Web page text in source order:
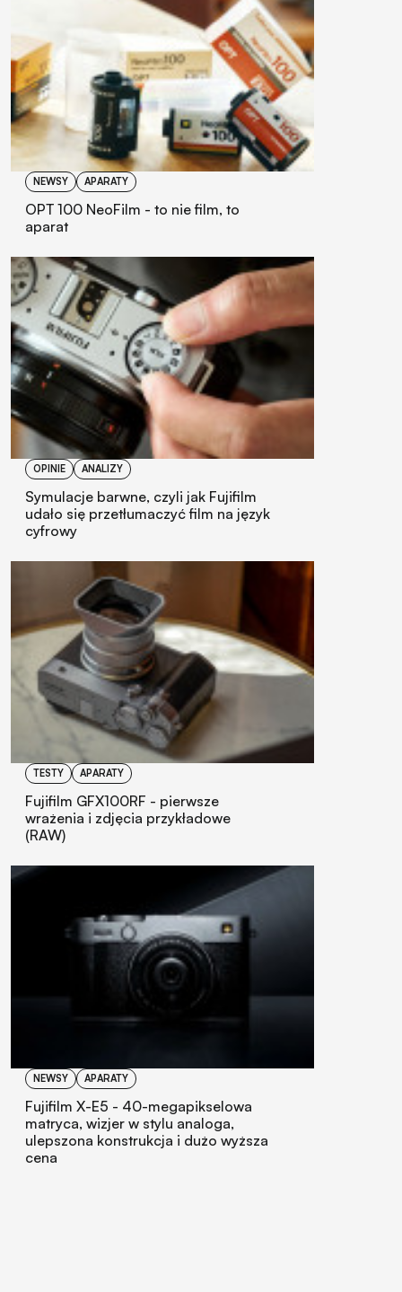
NEWSY APARATY
OPT 100 NeoFilm - to nie film, to
aparat
OPINIE ANALIZY
Symulacje barwne, czyli jak Fujifilm
udało się przetłumaczyć film na język
cyfrowy
TESTY APARATY
Fujifilm GFX100RF - pierwsze
wrażenia i zdjęcia przykładowe
(RAW)
NEWSY APARATY
Fujifilm X-E5 - 40-megapikselowa
matryca, wizjer w stylu analoga,
ulepszona konstrukcja i dużo wyższa
cena